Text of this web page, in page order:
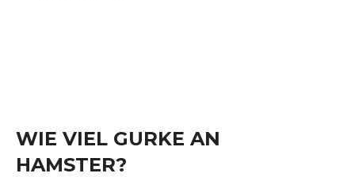
WIE VIEL GURKE AN
HAMSTER?